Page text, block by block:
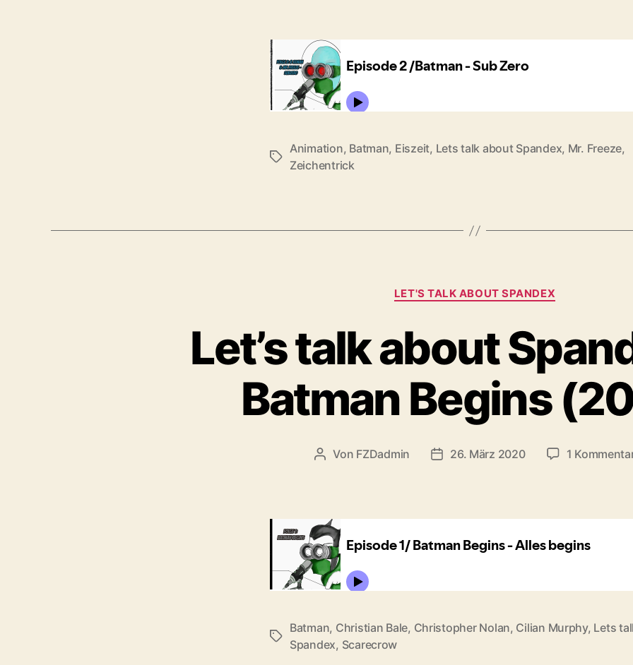
Schlagwörter
Animation, Batman, Eiszeit, Lets talk about Spandex, Mr. Freeze,
Zeichentrick
Kategorien
LET'S TALK ABOUT SPANDEX
Let’s talk about
Batman Begins
Beitragsautor
Von FZDadmin Veröffentlichungsdatum
26. März 2020 1
Schlagwörter
Batman, Christian Bale, Christopher Nolan, Cilian Murphy, Lets
Spandex, Scarecrow